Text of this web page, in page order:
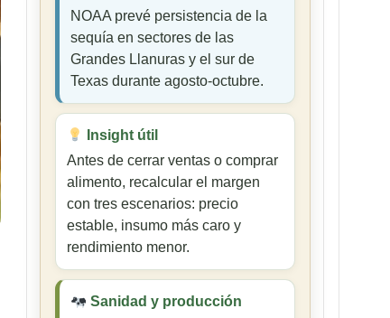
NOAA prevé persistencia de la
sequía en sectores de las
Grandes Llanuras y el sur de
Texas durante agosto-octubre.
Insight útil
Antes de cerrar ventas o comprar
alimento, recalcular el margen
con tres escenarios: precio
estable, insumo más caro y
rendimiento menor.
Sanidad y producción